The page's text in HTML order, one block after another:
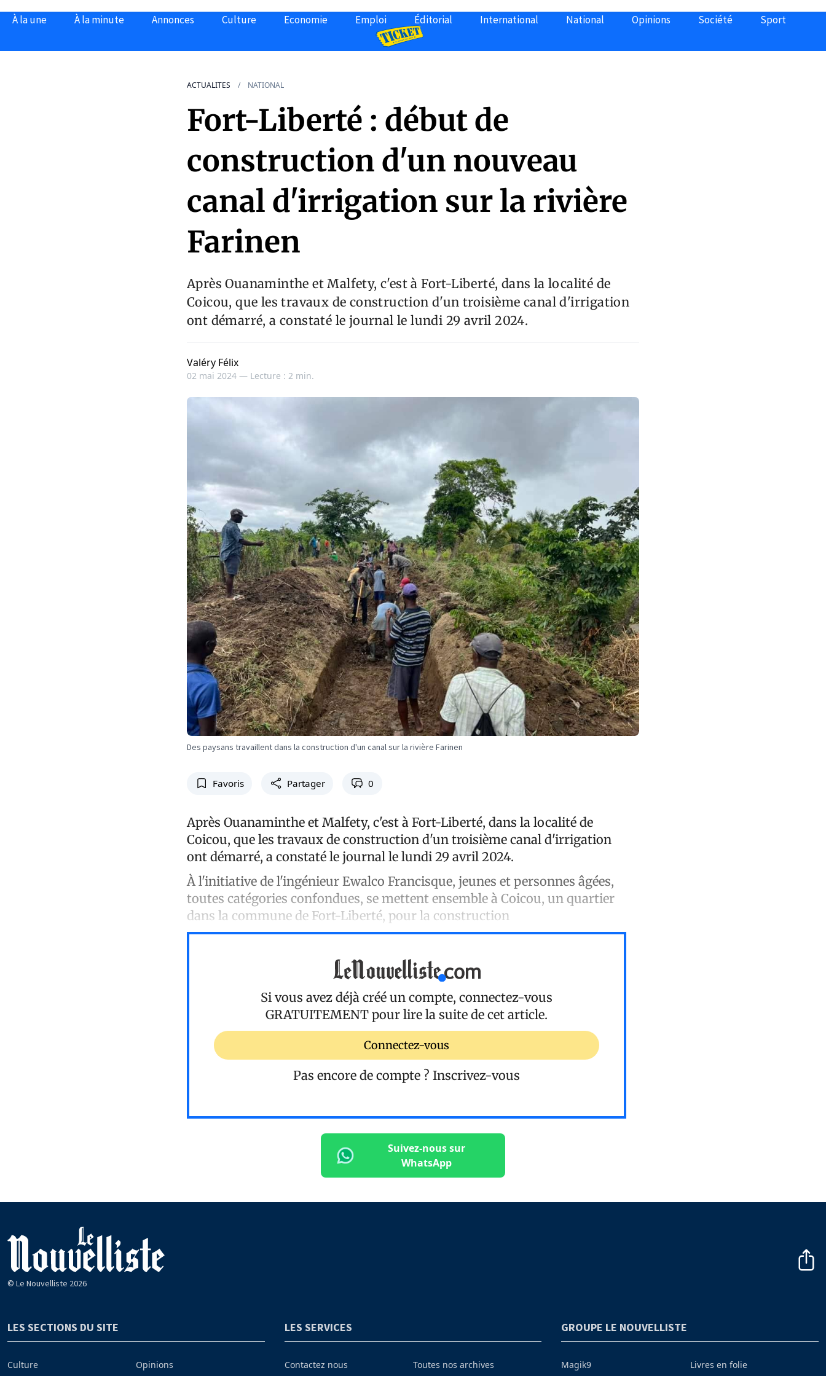
À la une À la minute Annonces Culture Economie Emploi Éditorial International National Opinions Société Sport
ACTUALITES NATIONAL
Fort-Liberté : début de
construction d'un nouveau
canal d'irrigation sur la rivière
Farinen
Après Ouanaminthe et Malfety, c'est à Fort-Liberté, dans la localité de
Coicou, que les travaux de construction d'un troisième canal d'irrigation
ont démarré, a constaté le journal le lundi 29 avril 2024.
Valéry Félix
02 mai 2024 — Lecture : 2 min.
Des paysans travaillent dans la construction d'un canal sur la rivière Farinen
Favoris Partager 0
Après Ouanaminthe et Malfety, c'est à Fort-Liberté, dans la localité de
Coicou, que les travaux de construction d'un troisième canal d'irrigation
ont démarré, a constaté le journal le lundi 29 avril 2024.
À l'initiative de l'ingénieur Ewalco Francisque, jeunes et personnes âgées,
toutes catégories confondues, se mettent ensemble à Coicou, un quartier
dans la commune de Fort-Liberté, pour la construction
Si vous avez déjà créé un compte, connectez-vous
GRATUITEMENT pour lire la suite de cet article.
Connectez-vous
Pas encore de compte ? Inscrivez-vous
Suivez-nous sur
WhatsApp
© Le Nouvelliste 2026
LES SECTIONS DU SITE
Culture Opinions
LES SERVICES
Contactez nous Toutes nos archives
GROUPE LE NOUVELLISTE
Magik9 Livres en folie